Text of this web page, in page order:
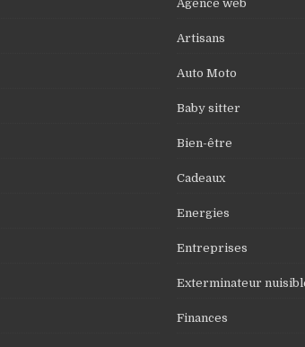
Agence web
Artisans
Auto Moto
Baby sitter
Bien-être
Cadeaux
Energies
Entreprises
Exterminateur
Finances